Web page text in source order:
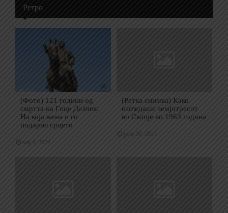
Ретро
(Фото) 121 години од
смртта на Гоце Делчев:
На која жена и го
подарил срцето
мај 4, 2024
(Ретка снимка) Како
изгледаше земјотресот
во Скопје во 1963 година
јули 26, 2023